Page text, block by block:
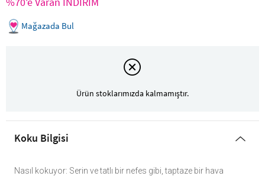
Mağazada Bul
Ürün stoklarımızda kalmamıştır.
Koku Bilgisi
Nasıl kokuyor: Serin ve tatlı bir nefes gibi, taptaze bir hava